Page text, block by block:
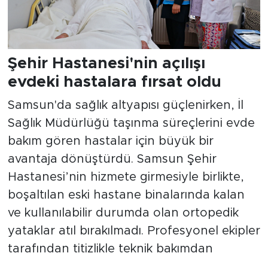
Şehir Hastanesi'nin açılışı
evdeki hastalara fırsat oldu
Samsun'da sağlık altyapısı güçlenirken, İl
Sağlık Müdürlüğü taşınma süreçlerini evde
bakım gören hastalar için büyük bir
avantaja dönüştürdü. Samsun Şehir
Hastanesi’nin hizmete girmesiyle birlikte,
boşaltılan eski hastane binalarında kalan
ve kullanılabilir durumda olan ortopedik
yataklar atıl bırakılmadı. Profesyonel ekipler
tarafından titizlikle teknik bakımdan